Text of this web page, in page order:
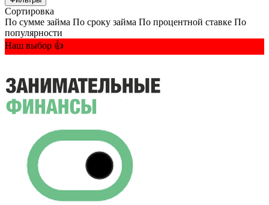
Сортировка
По сумме займа По сроку займа По процентной ставке По
популярности
Наш выбор 👍